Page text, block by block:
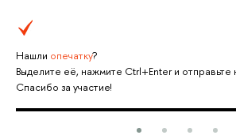
Нашли опечатку?
Выделите её, нажмите Ctrl+Enter и отправьте
Спасибо за участие!